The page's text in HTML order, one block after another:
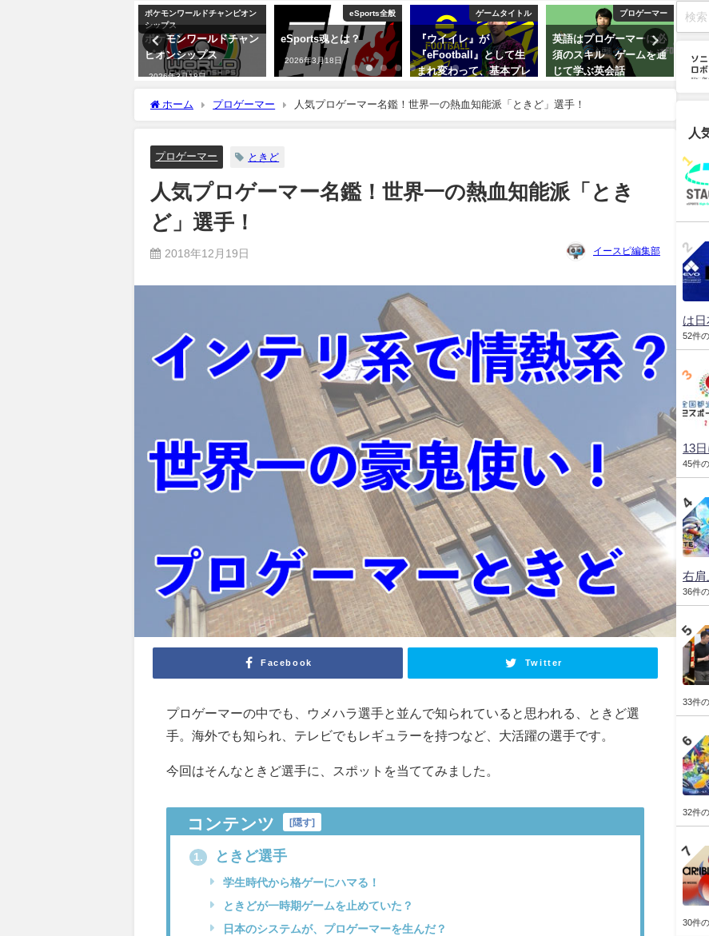
ポケモンワールドチャンピオン
ポケモンワールドチャン
ピオンシップス
eSports魂とは？
2026年3月18日
ゲームタイトル
『ウイイレ』が
『eFootball』として生
まれ変わって、基本プレ
モバイル向け最新作が今
プロゲーマー
英語はプロゲーマーに必
須のスキル ゲームを通
じて学ぶ英会話
ソニーが買収した
「Repeat.gg」と
世界最大級のeスポ
ホーム プロゲーマー 人気プロゲーマー名鑑！世界一の熱血知能派「ときど」選手！
プロゲーマー ときど
人気プロゲーマー名鑑！世界一の熱血知能派「とき
ど」選手！
2018年12月19日 イースピ編集部
Facebook Twitter
プロゲーマーの中でも、ウメハラ選手と並んで知られていると思われる、ときど選
手。海外でも知られ、テレビでもレギュラーを持つなど、大活躍の選手です。
今回はそんなときど選手に、スポットを当ててみました。
コンテンツ [隠す]
1. ときど選手
学生時代から格ゲーにハマる！
ときどが一時期ゲームを止めていた？
日本のシステムが、プロゲーマーを生んだ？
人
は
52件
13
45件
右肩
36件
33件
32件
30件